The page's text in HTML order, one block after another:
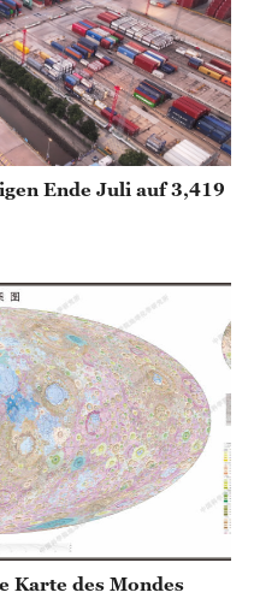
Ende Juli auf 3,419
Karte des Mondes